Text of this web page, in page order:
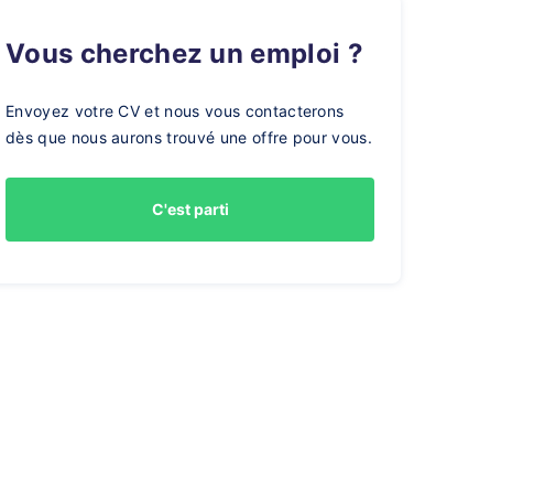
Vous cherchez un emploi ?
Envoyez votre CV et nous vous contacterons
dès que nous aurons trouvé une offre pour vous.
C'est parti